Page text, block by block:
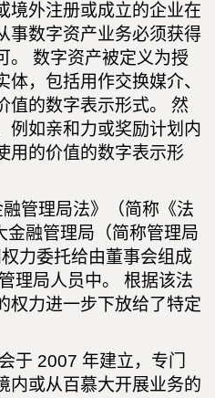
境外注册或成立的企业在
事数字资产业务必须获得
。 数字资产被定义为授
，包括用作交换媒介、
值的数字表示形式。 然
例如亲和力或奖励计划内
用的价值的数字表示形
管理局法》（简称《法
金融管理局（简称管理局
力委托给由董事会组成
理局人员中。 根据该法
权力进一步下放给了特定
于 2007 年建立，专门
内或从百慕大开展业务的